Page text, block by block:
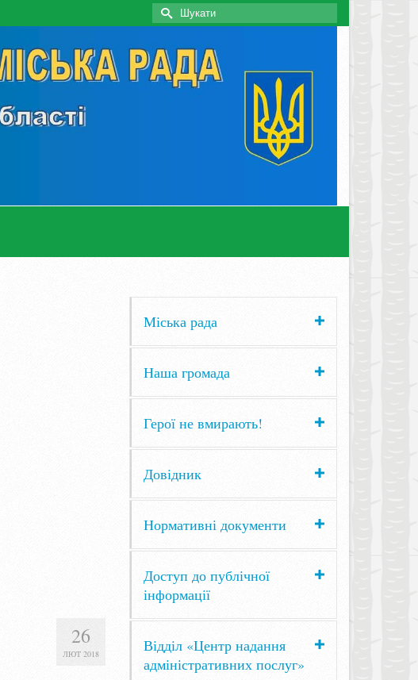
Search
for:
26
ЛЮТ 2018
Міська рада
Наша громада
Герої не вмирають!
Довідник
Нормативні документи
Доступ до публічної
інформації
Відділ «Центр надання
адміністративних послуг»